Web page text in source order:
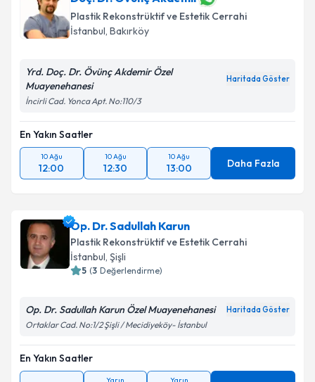
bilgilendireceğiz.
E-posta Adresiniz
Kişisel verilerimin işlenmesine ilişkin
Metni'ni okudum ve kişisel verilerimin belirtilen
kapsamda işlenmesini kabul ediyorum.
Takvim Talebini Gönder
Plastik Rekonstrüktif ve Estetik Cerrahi
İstanbul, Bakırköy
Yrd. Doç. Dr. Övünç Akdemir Özel
Muayenehanesi
Haritada Göster
İncirli Cad. Yonca Apt. No:110/3
En Yakın Saatler
10 Ağu
12:00
10 Ağu
12:30
10 Ağu
13:00 Daha Fazla
Op. Dr. Sadullah Karun
Plastik Rekonstrüktif ve Estetik Cerrahi
İstanbul, Şişli
5 (3 Değerlendirme)
Op. Dr. Sadullah Karun Özel Muayenehanesi Haritada Göster
Ortaklar Cad. No:1/2 Şişli / Mecidiyeköy- İstanbul
En Yakın Saatler